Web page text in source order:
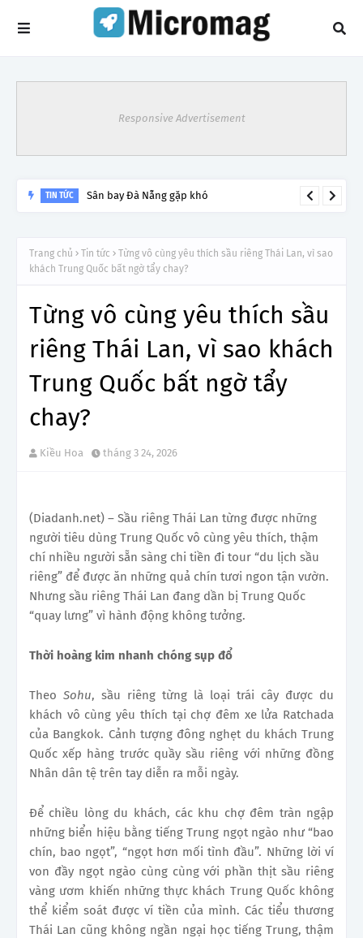
Responsive Advertisement
TIN TỨC Lý do tạm dừng khai thác một số đường bay từ 1/4
Trang chủ Tin tức
Từng vô cùng yêu thích sầu riêng Thái Lan, vì sao
khách Trung Quốc bất ngờ tẩy chay?
Từng vô cùng yêu thích sầu
riêng Thái Lan, vì sao khách
Trung Quốc bất ngờ tẩy
chay?
Kiều Hoa tháng 3 24, 2026
(Diadanh.net) – Sầu riêng Thái Lan từng được những
người tiêu dùng Trung Quốc vô cùng yêu thích, thậm
chí nhiều người sẵn sàng chi tiền đi tour “du lịch sầu
riêng” để được ăn những quả chín tươi ngon tận vườn.
Nhưng sầu riêng Thái Lan đang dần bị Trung Quốc
“quay lưng” vì hành động không tưởng.
Thời hoàng kim nhanh chóng sụp đổ
Theo Sohu, sầu riêng từng là loại trái cây được du
khách vô cùng yêu thích tại chợ đêm xe lửa Ratchada
của Bangkok. Cảnh tượng đông nghẹt du khách Trung
Quốc xếp hàng trước quầy sầu riêng với những đồng
Nhân dân tệ trên tay diễn ra mỗi ngày.
Để chiều lòng du khách, các khu chợ đêm tràn ngập
những biển hiệu bằng tiếng Trung ngọt ngào như “bao
chín, bao ngọt”, “ngọt hơn mối tình đầu”. Những lời ví
von đầy ngọt ngào cùng cùng với phần thịt sầu riêng
vàng ươm khiến những thực khách Trung Quốc không
thể kiểm soát được ví tiền của mình. Các tiểu thương
Thái Lan cũng không ngần ngại học tiếng Trung, thậm